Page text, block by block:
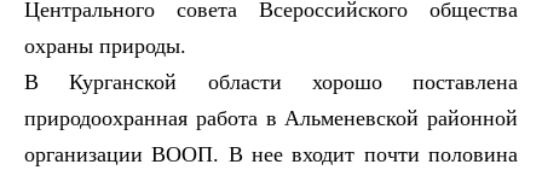
Центрального совета Всероссийского общества
охраны природы.
В Курганской области хорошо поставлена
природоохранная работа в Альменевской районной
организации ВООП. В нее входит почти половина